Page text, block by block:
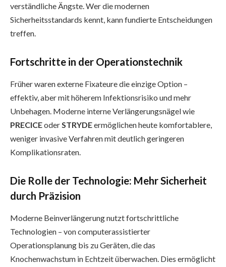
verständliche Ängste. Wer die modernen
Sicherheitsstandards kennt, kann fundierte Entscheidungen
treffen.
Fortschritte in der Operationstechnik
Früher waren externe Fixateure die einzige Option –
effektiv, aber mit höherem Infektionsrisiko und mehr
Unbehagen. Moderne interne Verlängerungsnägel wie
PRECICEoderSTRYDEermöglichen heute komfortablere,
weniger invasive Verfahren mit deutlich geringeren
Komplikationsraten.
Die Rolle der Technologie: Mehr Sicherheit
durch Präzision
Moderne Beinverlängerung nutzt fortschrittliche
Technologien – von computerassistierter
Operationsplanung bis zu Geräten, die das
Knochenwachstum in Echtzeit überwachen. Dies ermöglicht